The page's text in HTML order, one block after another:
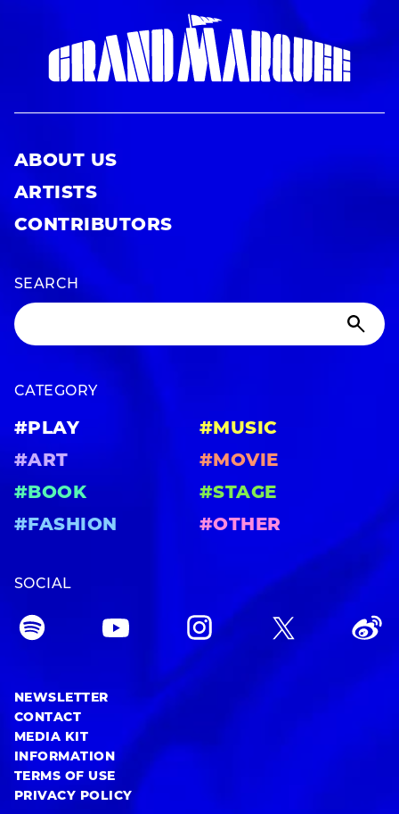
ABOUT US
ARTISTS
CONTRIBUTORS
SEARCH
CATEGORY
#PLAY
#MUSIC
#ART
#MOVIE
#BOOK
#STAGE
#FASHION
#OTHER
SOCIAL
NEWSLETTER
CONTACT
MEDIA KIT
INFORMATION
TERMS OF USE
PRIVACY POLICY